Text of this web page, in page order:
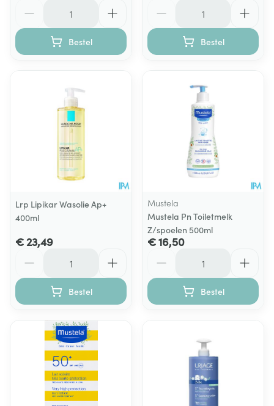
Bestel Bestel
Lrp Lipikar Wasolie Ap+
400ml
€ 23,49
Bestel
Mustela
Mustela Pn Toiletmelk
Z/spoelen 500ml
€ 16,50
Bestel